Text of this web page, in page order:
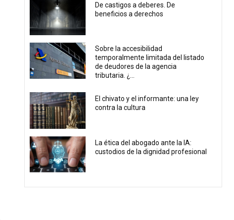
De castigos a deberes. De
beneficios a derechos
Sobre la accesibilidad
temporalmente limitada del listado
de deudores de la agencia
tributaria. ¿...
El chivato y el informante: una ley
contra la cultura
La ética del abogado ante la IA:
custodios de la dignidad profesional